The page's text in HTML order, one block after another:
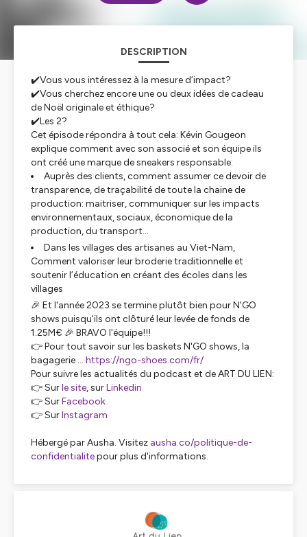
DESCRIPTION
✔️Vous vous intéressez à la mesure d’impact?
✔️Vous cherchez encore une ou deux idées de cadeau
de Noël originale et éthique?
✔️Les 2?
Cet épisode répondra à tout cela: Kévin Gougeon
explique comment avec son associé et son équipe ils
ont créé une marque de sneakers responsable:
Auprès des clients, comment assumer ce devoir de
transparence, de traçabilité de toute la chaine de
production: maitriser, communiquer sur les impacts
environnementaux, sociaux, économique de la
production, du transport…
Dans les villages des artisanes au Viet-Nam,
Comment valoriser leur broderie traditionnelle et
soutenir l’éducation en créant des écoles dans les
villages
🎉 Et l'année 2023 se termine plutôt bien pour N'GO
shows puisqu'ils ont clôturé leur levée de fonds de
1.25M€ 🎉 BRAVO l'équipe!!!
👉 Pour tout savoir sur les baskets N'GO shows, la
bagagerie ... https://ngo-shoes.com/fr/
Pour suivre les actualités du podcast et de ART DU LIEN:
👉 Surle site, surLinkedin
👉 SurFacebook
👉 SurInstagram
Hébergé par Ausha. Visitez ausha.co/politique-de-
confidentialitepour plus d'informations.